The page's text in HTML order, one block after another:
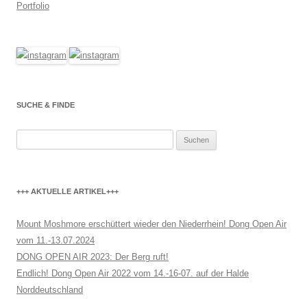
Portfolio
SUCHE & FINDE
+++ AKTUELLE ARTIKEL+++
Mount Moshmore erschüttert wieder den Niederrhein! Dong Open Air
vom 11.-13.07.2024
DONG OPEN AIR 2023: Der Berg ruft!
Endlich! Dong Open Air 2022 vom 14.-16-07. auf der Halde
Norddeutschland